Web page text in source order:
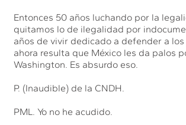
Entonces 50 años luchando por la
quitamos lo de ilegalidad por
años de vivir dedicado a defender a
ahora resulta que México les da palos
Washington. Es absurdo eso.
P. (Inaudible) de la CNDH.
PML. Yo no he acudido.